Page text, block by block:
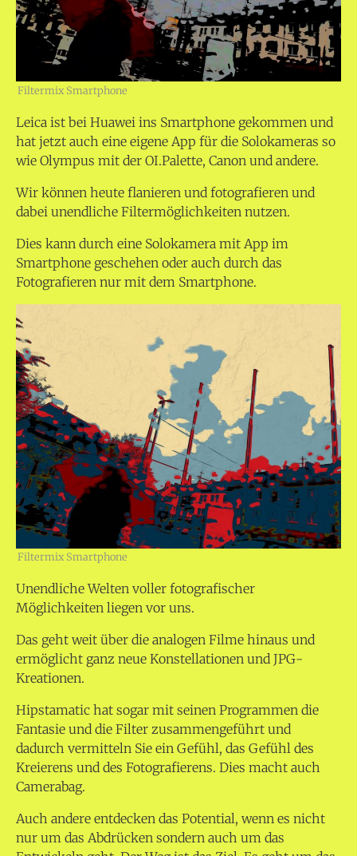
Filtermix Smartphone
Leica ist bei Huawei ins Smartphone gekommen und
hat jetzt auch eine eigene App für die Solokameras so
wie Olympus mit der OI.Palette, Canon und andere.
Wir können heute flanieren und fotografieren und
dabei unendliche Filtermöglichkeiten nutzen.
Dies kann durch eine Solokamera mit App im
Smartphone geschehen oder auch durch das
Fotografieren nur mit dem Smartphone.
Filtermix Smartphone
Unendliche Welten voller fotografischer
Möglichkeiten liegen vor uns.
Das geht weit über die analogen Filme hinaus und
ermöglicht ganz neue Konstellationen und JPG-
Kreationen.
Hipstamatic hat sogar mit seinen Programmen die
Fantasie und die Filter zusammengeführt und
dadurch vermitteln Sie ein Gefühl, das Gefühl des
Kreierens und des Fotografierens. Dies macht auch
Camerabag.
Auch andere entdecken das Potential, wenn es nicht
nur um das Abdrücken sondern auch um das